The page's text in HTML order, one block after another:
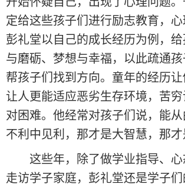
定给这些孩子们进行励志教育，心
彭礼堂以自己的成长经历为例，
与磨砺、梦想与幸福，以此疏通孩
帮孩子们找到方向。童年的经历
让人更能适应恶劣生存环境，苦
对困难。他经常对孩子们说，能
不利中见利，那才是大智慧，那才
这些年，除了做学业指导、心
走访学子家庭，彭礼堂还是学子们